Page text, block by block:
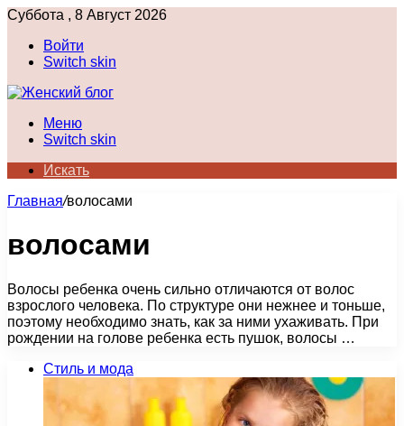
Суббота , 8 Август 2026
Войти
Switch skin
Меню
Switch skin
Искать
Главная/волосами
волосами
Волосы ребенка очень сильно отличаются от волос
взрослого человека. По структуре они нежнее и тоньше,
поэтому необходимо знать, как за ними ухаживать. При
рождении на голове ребенка есть пушок, волосы …
Стиль и мода